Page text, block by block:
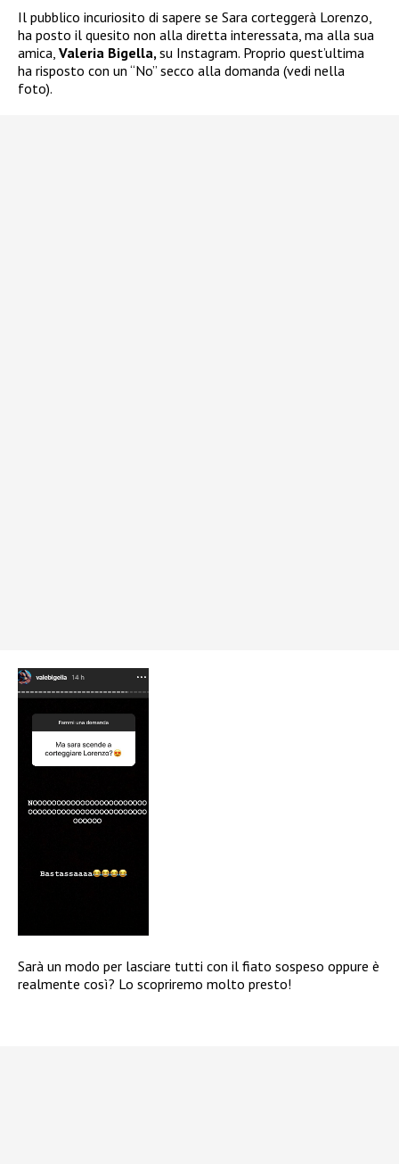
Il pubblico incuriosito di sapere se Sara corteggerà Lorenzo,
ha posto il quesito non alla diretta interessata, ma alla sua
amica, Valeria Bigella,su Instagram. Proprio quest’ultima
ha risposto con un “No” secco alla domanda (vedi nella
foto).
Sarà un modo per lasciare tutti con il fiato sospeso oppure è
realmente così? Lo scopriremo molto presto!